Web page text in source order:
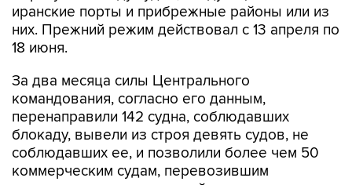
18 июня.
За два месяца силы Центрального
перенаправили 142 судна, соблюдавших
блокаду, вывели из строя девять судов, не
соблюдавших ее, и позволили более чем 50
коммерческим судам, перевозившим
гуманитарную помощь, пройти через зону
блокады.